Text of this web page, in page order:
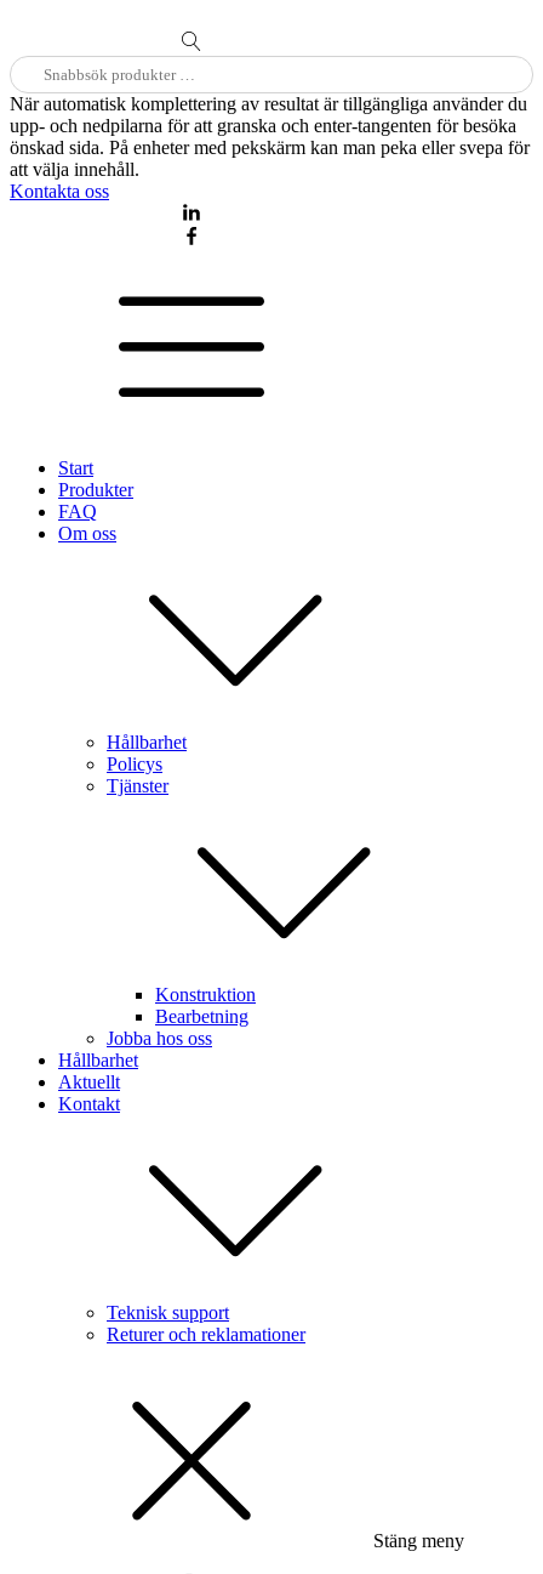
Sök
efter:
När automatisk komplettering av resultat är tillgängliga använder du
upp- och nedpilarna för att granska och enter-tangenten för besöka
önskad sida. På enheter med pekskärm kan man peka eller svepa för
att välja innehåll.
Kontakta oss
Start
Produkter
FAQ
Om oss
Hållbarhet
Policys
Tjänster
Konstruktion
Bearbetning
Jobba hos oss
Hållbarhet
Aktuellt
Kontakt
Teknisk support
Returer och reklamationer
Stäng meny